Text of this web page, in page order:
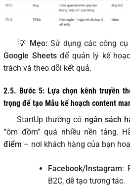
💡 Mẹo: Sử dụng các công cụ
Google Sheetsđể quản lý kế
trách và theo dõi kết quả.
2.5. Bước 5: Lựa chọn kênh truyền
trọng để tạo Mẫu kế hoạch content
StartUp thường có ngân sách
“ôm đồm” quá nhiều nền tảng.
điểm – nơi khách hàng của bạn
Facebook/Instagram:
B2C, dễ tạo tương tác.